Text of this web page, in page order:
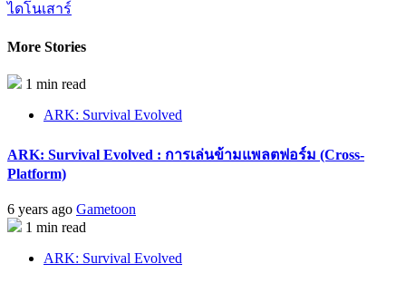
ไดโนเสาร์
More Stories
1 min read
ARK: Survival Evolved
ARK: Survival Evolved : การเล่นข้ามแพลตฟอร์ม (Cross-
Platform)
6 years ago Gametoon
1 min read
ARK: Survival Evolved